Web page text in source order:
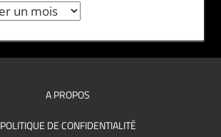
A PROPOS
POLITIQUE DE CONFIDENTIALITÉ